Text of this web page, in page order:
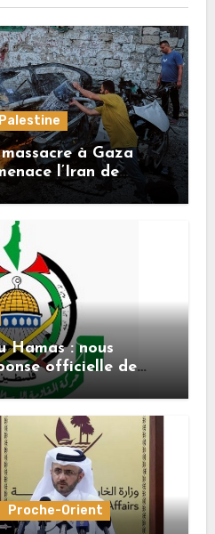
Palestine
à Gaza
l’Iran de
Hamas : nous
officielle de
la feuille de
phase de l’accord
Proche-Orient